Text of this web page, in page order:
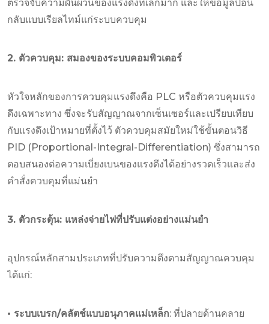
ตรวจจับความผันผวนของแรงดึงที่เล็กมาก และให้ข้อมูลป้อน
กลับแบบเรียลไทม์แก่ระบบควบคุม
2. ตัวควบคุม: สมองของระบบคอมพิวเตอร์
หัวใจหลักของการควบคุมแรงดึงคือ PLC หรือตัวควบคุมแรง
ดึงเฉพาะทาง ซึ่งจะรับสัญญาณจากเซ็นเซอร์และเปรียบเทียบ
กับแรงดึงเป้าหมายที่ตั้งไว้ ตัวควบคุมสมัยใหม่ใช้ขั้นตอนวิธี
PID (Proportional-Integral-Differentiation) ซึ่งสามารถ
ตอบสนองต่อความเบี่ยงเบนของแรงดึงได้อย่างรวดเร็วและส่ง
คำสั่งควบคุมที่แม่นยำ
3. ตัวกระตุ้น: แหล่งจ่ายไฟที่ปรับแต่งอย่างแม่นยำ
อุปกรณ์หลักสามประเภทที่ปรับความตึงตามสัญญาณควบคุม
ได้แก่:
• ระบบเบรก/คลัตช์แบบอนุภาคแม่เหล็ก: ที่ปลายด้านคลาย